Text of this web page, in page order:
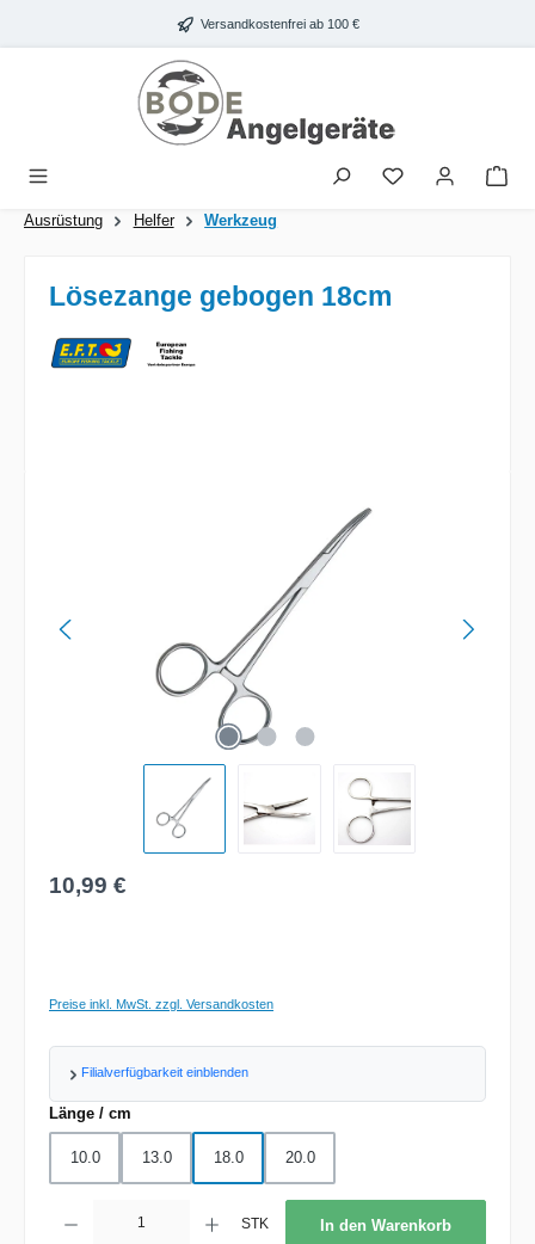
Zum Hauptinhalt springen Versandkostenfrei ab 100 €
Ausrüstung Helfer Werkzeug
Lösezange gebogen 18cm
Regulärer Preis:
10,99 €
Preise inkl. MwSt. zzgl. Versandkosten
Filialverfügbarkeit einblenden
Länge / cm
10.0 13.0 18.0 20.0
STK In den Warenkorb